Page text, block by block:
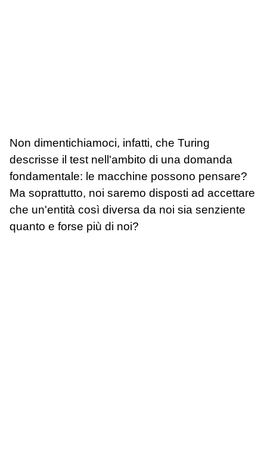
Non dimentichiamoci, infatti, che Turing
descrisse il test nell'ambito di una domanda
fondamentale: le macchine possono pensare?
Ma soprattutto, noi saremo disposti ad accettare
che un'entità così diversa da noi sia senziente
quanto e forse più di noi?